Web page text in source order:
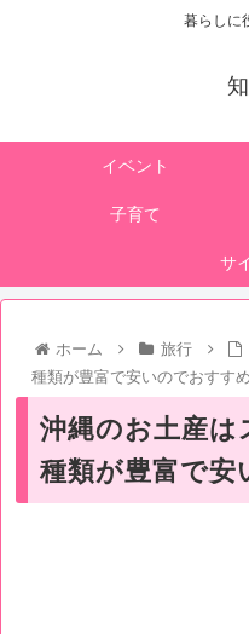
暮らしに
イベント
子育て
サ
ホーム 旅行
種類が豊富で安いのでおすすめ
沖縄のお土産は
種類が豊富で安